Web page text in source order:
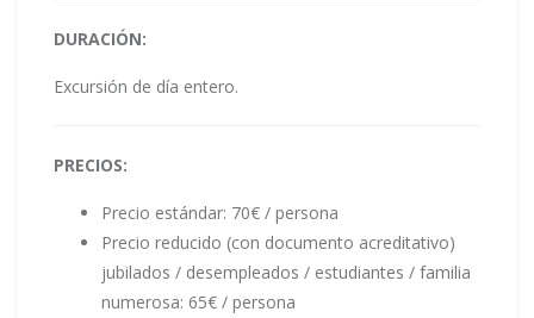
DURACIÓN:
Excursión de día entero.
PRECIOS:
Precio estándar: 70€ / persona
Precio reducido (con documento acreditativo)
jubilados / desempleados / estudiantes / familia
numerosa: 65€ / persona